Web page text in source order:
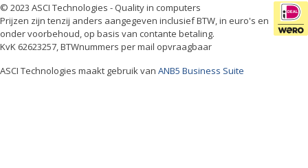
© 2023 ASCI Technologies - Quality in computers
Prijzen zijn tenzij anders aangegeven inclusief BTW, in euro's en
onder voorbehoud, op basis van contante betaling.
KvK 62623257, BTWnummers per mail opvraagbaar
ASCI Technologies maakt gebruik van ANB5 Business Suite